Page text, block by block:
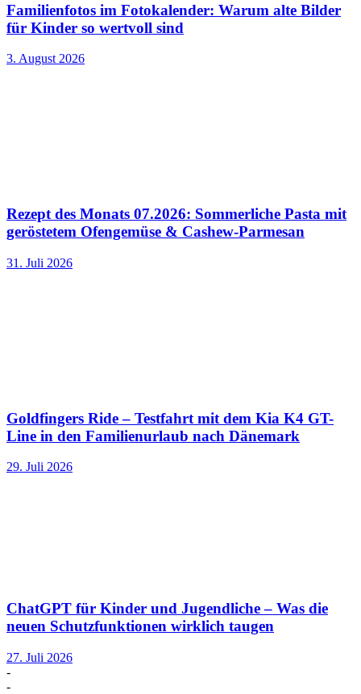
Familienfotos im Fotokalender: Warum alte Bilder
für Kinder so wertvoll sind
3. August 2026
Rezept des Monats 07.2026: Sommerliche Pasta mit
geröstetem Ofengemüse & Cashew-Parmesan
31. Juli 2026
Goldfingers Ride – Testfahrt mit dem Kia K4 GT-
Line in den Familienurlaub nach Dänemark
29. Juli 2026
ChatGPT für Kinder und Jugendliche – Was die
neuen Schutzfunktionen wirklich taugen
27. Juli 2026
-
-